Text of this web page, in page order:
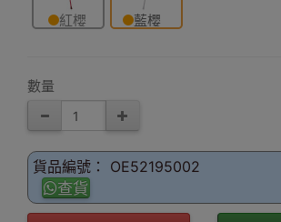
紅櫻 藍櫻
數量
貨品編號： OE52195002
查貨